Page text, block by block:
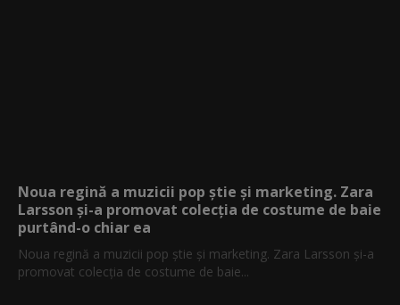
Noua regină a muzicii pop știe și marketing. Zara
Larsson și-a promovat colecția de costume de baie
purtând-o chiar ea
Noua regină a muzicii pop știe și marketing. Zara Larsson și-a
promovat colecția de costume de baie...